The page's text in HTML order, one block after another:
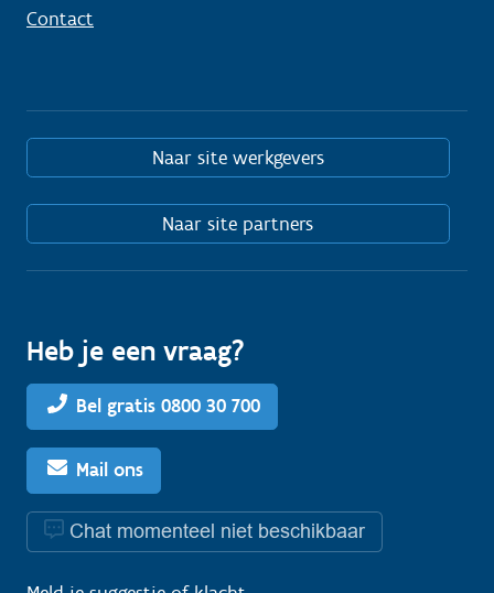
Contact
Naar site werkgevers
Naar site partners
Heb je een vraag?
Bel gratis 0800 30 700
Mail ons
Chat momenteel niet beschikbaar